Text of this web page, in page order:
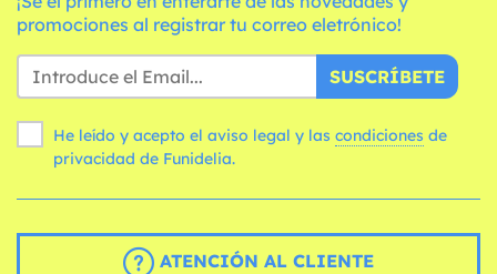
promociones al registrar tu correo eletrónico!
SUSCRÍBETE
He leído y acepto el aviso legal y las condiciones
privacidad de Funidelia.
ATENCIÓN AL CLIENTE